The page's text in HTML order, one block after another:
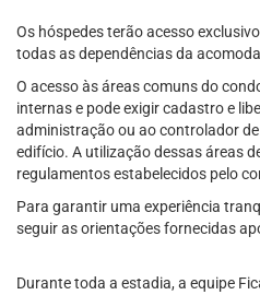
Os hóspedes terão acesso
todas as dependências da
O acesso às áreas comuns do
internas e pode exigir cadastro e
administração ou ao controlador
edifício. A utilização dessas áreas
regulamentos estabelecidos pelo
Para garantir uma experiência
seguir as orientações fornecidas
Durante toda a estadia, a equipe